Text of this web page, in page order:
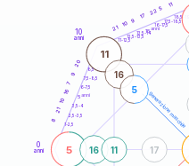
generazione maschile
0
anni
10
anni
1-2,5
2,5-3,5
3,5-4
6-7,5
7,5-8,5
8,5-9
11-12,5
12,5-13,5
13,5-14
16-17,5
17,5-18,5
18,5-19
8
21
10
16
7
9
20
21
10
9
17
22 5
11
5
11
16 11 17
16
5
5anni
15 anni